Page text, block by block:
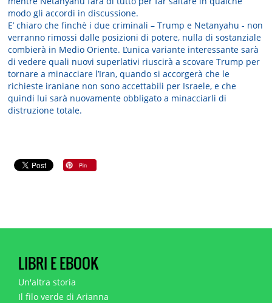
modo gli accordi in discussione.
E’ chiaro che finchè i due criminali – Trump e Netanyahu - non
verranno rimossi dalle posizioni di potere, nulla di sostanziale
combierà in Medio Oriente. L’unica variante interessante sarà
di vedere quali nuovi superlativi riuscirà a scovare Trump per
tornare a minacciare l’Iran, quando si accorgerà che le
richieste iraniane non sono accettabili per Israele, e che
quindi lui sarà nuovamente obbligato a minacciarli di
distruzione totale.
LIBRI E EBOOK
Un'altra storia
Il filo verde di Arianna